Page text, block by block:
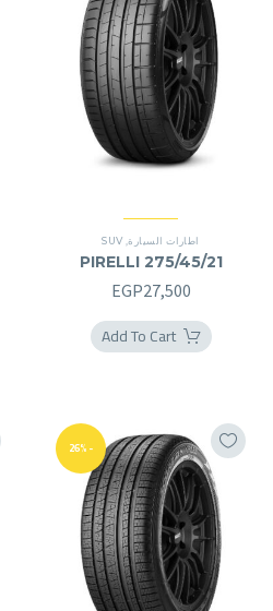
اطارات السيارة,
SUV
PIRELLI 275/45/21
EGP27,500
Add To Cart
-26%